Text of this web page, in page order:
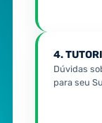
4.
Dúvidas
para seu